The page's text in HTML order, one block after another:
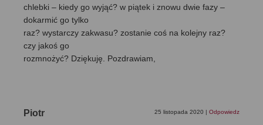
chlebki – kiedy go wyjąć? w piątek i znowu dwie fazy –
dokarmić go tylko
raz? wystarczy zakwasu? zostanie coś na kolejny raz?
czy jakoś go
rozmnożyć? Dziękuję. Pozdrawiam,
Piotr 25 listopada 2020 | Odpowiedz